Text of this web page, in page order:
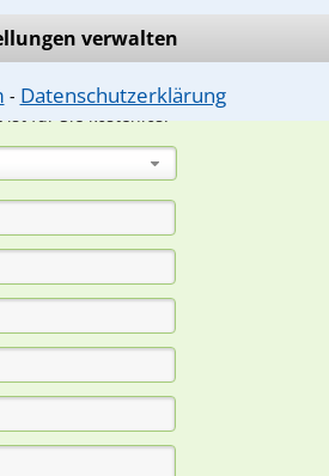
verwalten
⁃ Datenschutzerklärung
spezialisierte Rechtsanwälte bei
für Sie kostenlos.